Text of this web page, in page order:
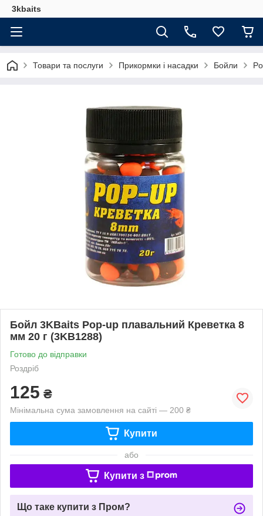
3kbaits
Товари та послуги Прикормки і насадки Бойли
Бойл 3KBaits Pop-up плавальний Креветка 8
мм 20 г (3KB1288)
Готово до відправки
Роздріб
125 ₴
Мінімальна сума замовлення на сайті — 200 ₴
Купити
або
Купити з
Що таке купити з Пром?